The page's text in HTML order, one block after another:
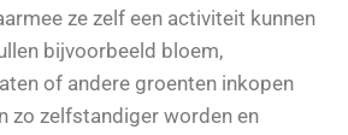
ze zelf een activiteit kunnen
bijvoorbeeld bloem,
of andere groenten inkopen
zo zelfstandiger worden en